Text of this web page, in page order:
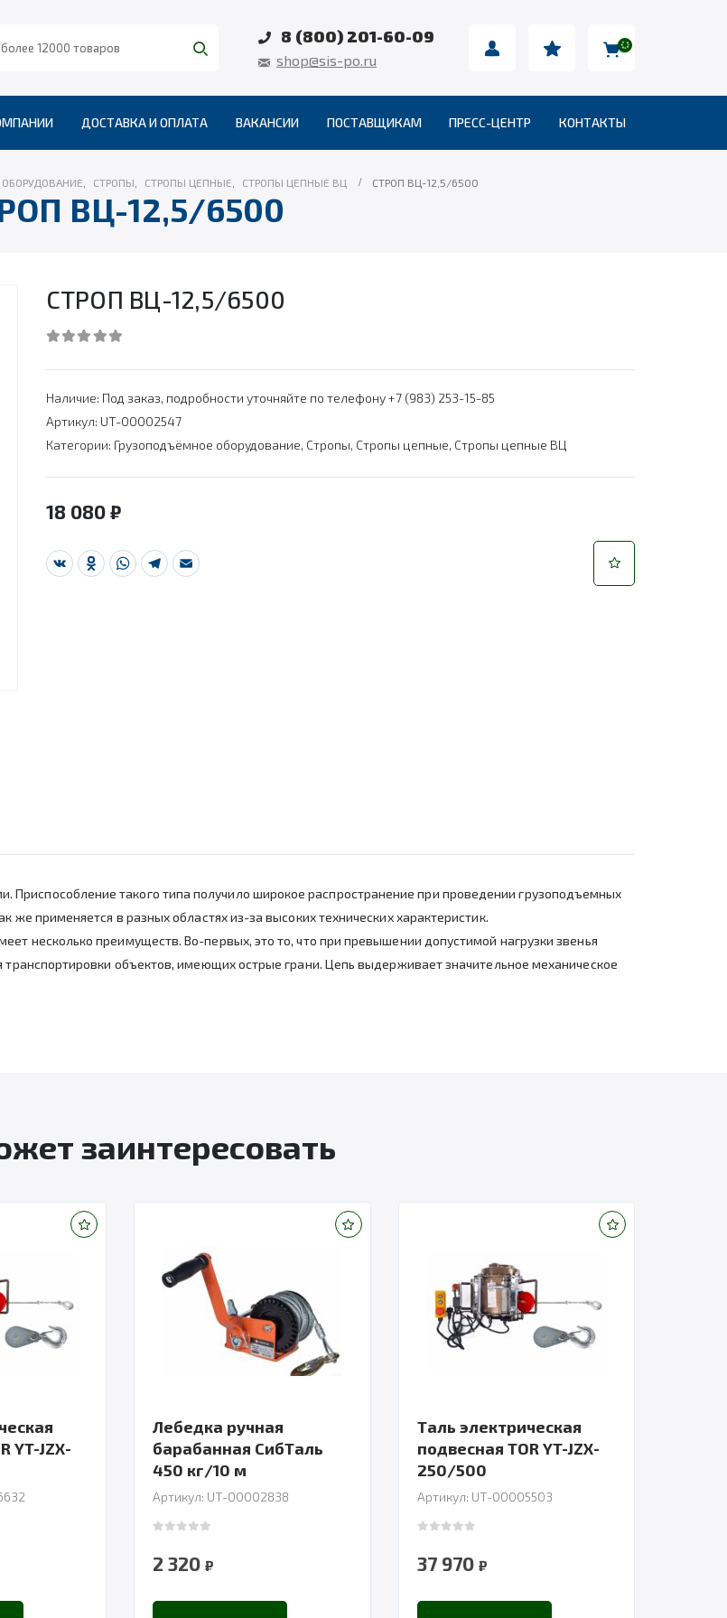
8 (800) 201-60-09
shop@sis-po.ru
ДОСТАВКА И ОПЛАТА ВАКАНСИИ ПОСТАВЩИКАМ ПРЕСС-ЦЕНТР КОНТАКТЫ
СТРОПЫ СТРОПЫ ЦЕПНЫЕ СТРОПЫ ЦЕПНЫЕ ВЦ СТРОП ВЦ-12,5/6500
ВЦ-12,5/6500
СТРОП ВЦ-12,5/6500
Наличие: Под заказ, подробности уточняйте по телефону +7 (983) 253-15-85
Артикул: UT-00002547
Категории: Грузоподъёмное оборудование, Стропы, Стропы цепные, Стропы цепные ВЦ
18 080 ₽
VK Odnoklassniki
WhatsApp
Telegram
Email
такого типа получило широкое распространение при проведении грузоподъемных
же применяется в разных областях из-за высоких технических характеристик.
несколько преимуществ. Во-первых, это то, что при превышении допустимой нагрузки звенья
транспортировки объектов, имеющих острые грани. Цепь выдерживает значительное механическое
заинтересовать
YT-JZX-
Лебедка ручная
барабанная СибТаль
450 кг/10 м
Артикул: UT-00002838
2 320 ₽
Таль электрическая
подвесная TOR YT-JZX-
250/500
Артикул: UT-00005503
37 970 ₽